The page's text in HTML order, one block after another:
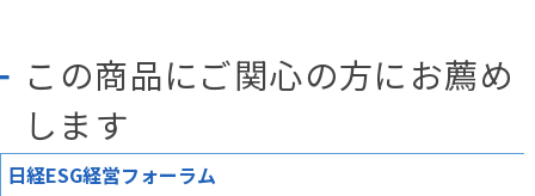
この商品にご関心の方にお薦め
します
日経ESG経営フォーラム